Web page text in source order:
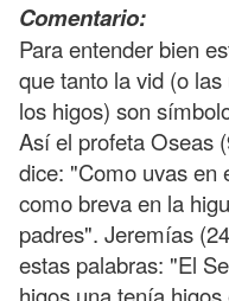
Comentario:
Para entender bien
que tanto la vid (o
los higos) son
Así el profeta Oseas
dice: "Como uvas en
como breva en la
padres". Jeremías
estas palabras: "El